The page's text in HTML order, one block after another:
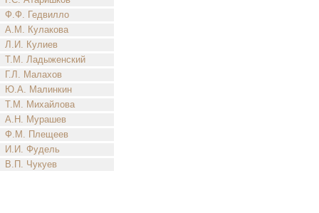
Ф.Ф. Гедвилло
А.М. Кулакова
Л.И. Кулиев
Т.М. Ладыженский
Г.Л. Малахов
Ю.А. Малинкин
Т.М. Михайлова
А.Н. Мурашев
Ф.М. Плещеев
И.И. Фудель
В.П. Чукуев